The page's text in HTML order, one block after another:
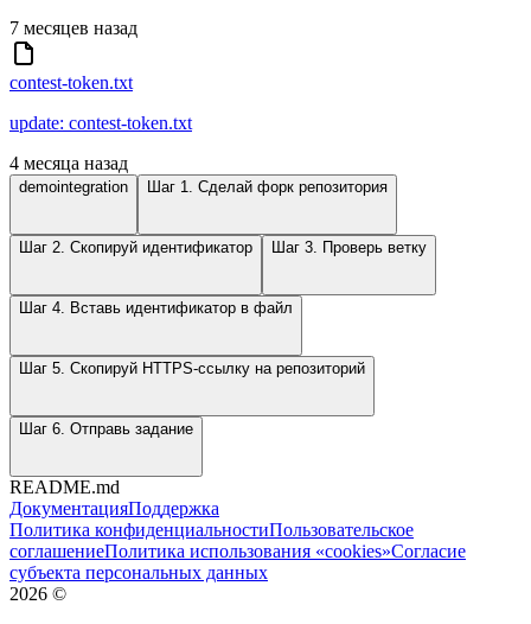
7 месяцев назад
contest-token.txt
update: contest-token.txt
4 месяца назад
demointegration Шаг 1. Сделай форк репозитория
Шаг 2. Скопируй идентификатор Шаг 3. Проверь ветку
Шаг 4. Вставь идентификатор в файл
Шаг 5. Скопируй HTTPS-ссылку на репозиторий
Шаг 6. Отправь задание
README.md
ДокументацияПоддержка
Политика конфиденциальностиПользовательское
соглашениеПолитика использования «cookies»Согласие
субъекта персональных данных
2026 ©